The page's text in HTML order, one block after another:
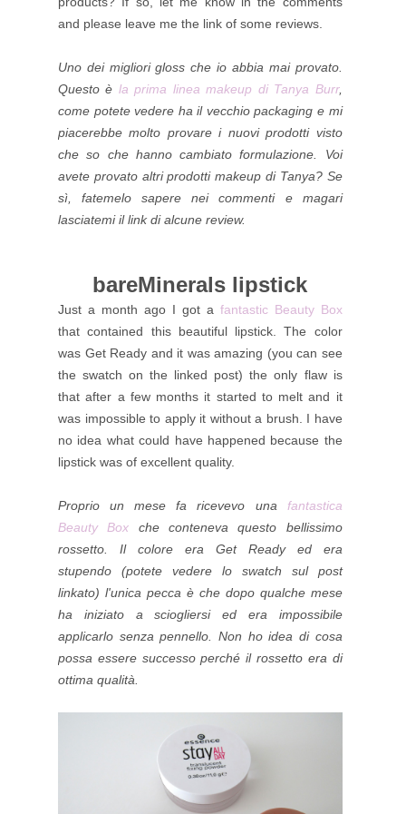
and please leave me the link of some reviews.
Uno dei migliori gloss che io abbia mai provato.
Questo è la prima linea makeup di Tanya Burr,
come potete vedere ha il vecchio packaging e mi
piacerebbe molto provare i nuovi prodotti visto
che so che hanno cambiato formulazione. Voi
avete provato altri prodotti makeup di Tanya? Se
sì, fatemelo sapere nei commenti e magari
lasciatemi il link di alcune review.
bareMinerals lipstick
Just a month ago I got a fantastic Beauty Box
that contained this beautiful lipstick. The color
was Get Ready and it was amazing (you can see
the swatch on the linked post) the only flaw is
that after a few months it started to melt and it
was impossible to apply it without a brush. I have
no idea what could have happened because the
lipstick was of excellent quality.
Proprio un mese fa ricevevo una fantastica
Beauty Box che conteneva questo bellissimo
rossetto. Il colore era Get Ready ed era
stupendo (potete vedere lo swatch sul post
linkato) l'unica pecca è che dopo qualche mese
ha iniziato a sciogliersi ed era impossibile
applicarlo senza pennello. Non ho idea di cosa
possa essere successo perché il rossetto era di
ottima qualità.